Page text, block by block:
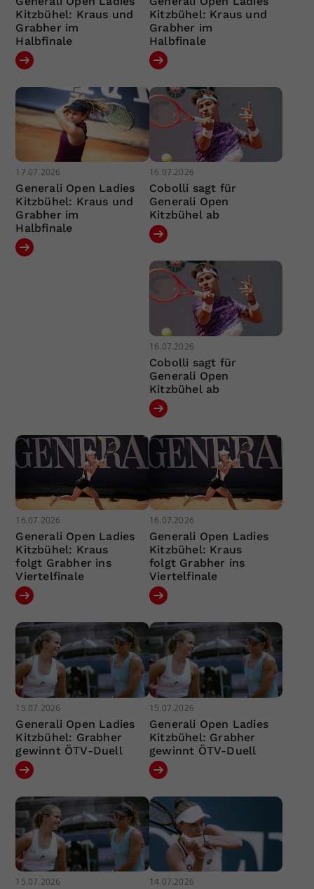
Kitzbühel: Kraus und
Grabher im
Halbfinale
Kitzbühel: Kraus und
Grabher im
Halbfinale
17.07.2026
Generali Open Ladies
Kitzbühel: Kraus und
Grabher im
Halbfinale
16.07.2026
Cobolli sagt für
Generali Open
Kitzbühel ab
16.07.2026
Cobolli sagt für
Generali Open
Kitzbühel ab
16.07.2026
Generali Open Ladies
Kitzbühel: Kraus
folgt Grabher ins
Viertelfinale
16.07.2026
Generali Open Ladies
Kitzbühel: Kraus
folgt Grabher ins
Viertelfinale
15.07.2026
Generali Open Ladies
Kitzbühel: Grabher
gewinnt ÖTV-Duell
15.07.2026
Generali Open Ladies
Kitzbühel: Grabher
gewinnt ÖTV-Duell
15.07.2026 14.07.2026